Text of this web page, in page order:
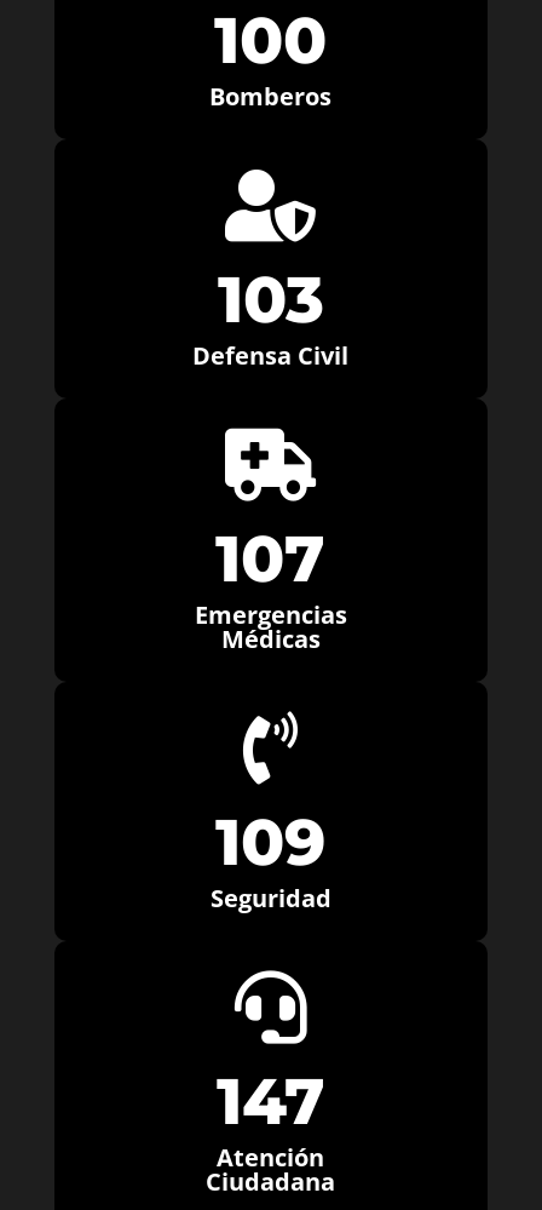
100
Bomberos

103
Defensa Civil

107
Emergencias
Médicas

109
Seguridad

147
Atención
Ciudadana